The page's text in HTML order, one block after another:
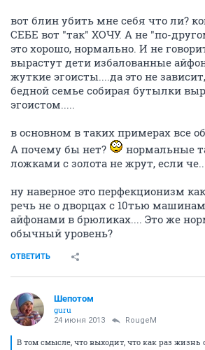
вот блин убить мне себя что ли?
СЕБЕ вот "так" ХОЧУ. А не "по-
это хорошо, нормально. И не
вырастут дети избалованные
жуткие эгоисты....да это не
бедной семье собирая бутылки
эгоистом.....
в основном в таких примерах все
А почему бы нет?
нормальные
ложками с золота не жрут, если
ну наверное это перфекционизм
речь не о дворцах с 10тью
айфонами в брюликах.... Это же
обычный уровень?
ОТВЕТИТЬ
Шепотом
guru
24 июня 2013 RougeM
В том смысле, что выходит, что как раз